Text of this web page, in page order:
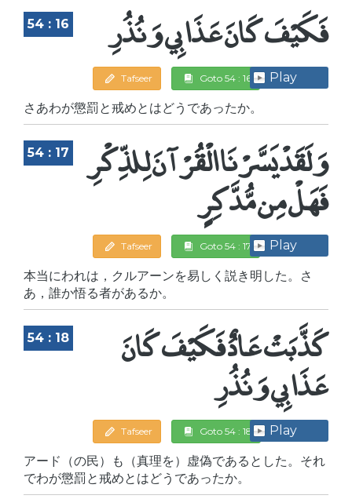
54 : 16 فَكَيْفَ كَانَ عَذَابِي وَنُذُرِ
Tafseer Goto 54 : 16 Play
さあわが懲罰と戒めとはどうであったか。
54 : 17 وَلَقَدْ يَسَّرْنَا الْقُرْآنَ لِلذِّكْرِ
فَهَلْ مِن مُّدَّكِرٍ
Tafseer Goto 54 : 17 Play
本当にわれは，クルアーンを易しく説き明した。さ
あ，誰か悟る者があるか。
54 : 18 كَذَّبَتْ عَادٌ فَكَيْفَ كَانَ
عَذَابِي وَنُذُرِ
Tafseer Goto 54 : 18 Play
アード（の民）も（真理を）虚偽であるとした。それ
でわが懲罰と戒めとはどうであったか。